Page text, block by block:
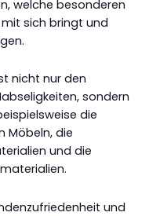
welche besonderen
sich bringt und
nicht nur den
sondern
die
Möbeln, die
und die
und